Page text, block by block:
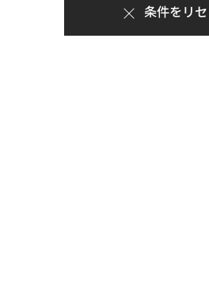
条件をリ